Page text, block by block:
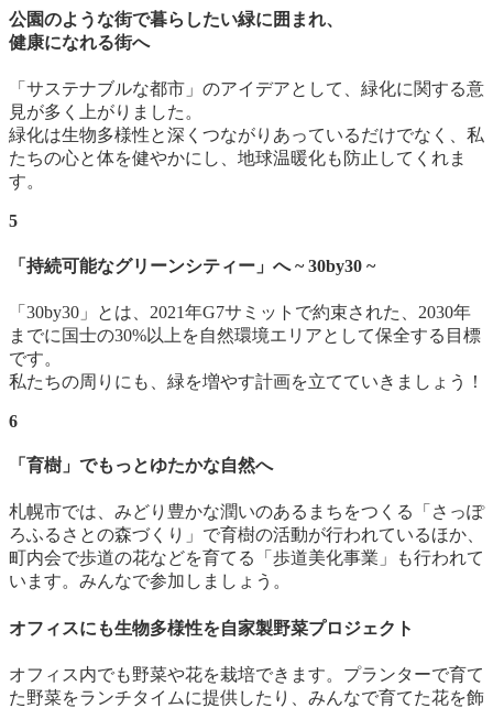
公園のような街で暮らしたい緑に囲まれ、
健康になれる街へ
「サステナブルな都市」のアイデアとして、緑化に関する意
見が多く上がりました。
緑化は生物多様性と深くつながりあっているだけでなく、私
たちの心と体を健やかにし、地球温暖化も防止してくれま
す。
5
「持続可能なグリーンシティー」へ ~ 30by30 ~
「30by30」とは、2021年G7サミットで約束された、2030年
までに国士の30%以上を自然環境エリアとして保全する目標
です。
私たちの周りにも、緑を増やす計画を立てていきましょう！
6
「育樹」でもっとゆたかな自然へ
札幌市では、みどり豊かな潤いのあるまちをつくる「さっぽ
ろふるさとの森づくり」で育樹の活動が行われているほか、
町内会で歩道の花などを育てる「歩道美化事業」も行われて
います。みんなで参加しましょう。
オフィスにも生物多様性を自家製野菜プロジェクト
オフィス内でも野菜や花を栽培できます。プランターで育て
た野菜をランチタイムに提供したり、みんなで育てた花を飾